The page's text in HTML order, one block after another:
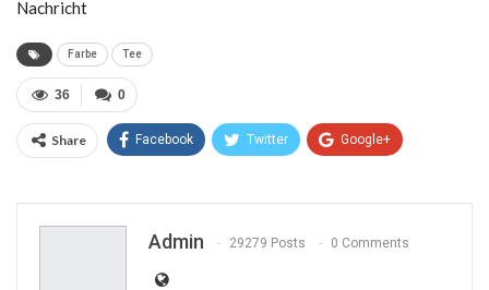
Nachricht
Farbe Tee
0
36
Share Facebook Twitter Google+
Admin 29279 Posts 0 Comments